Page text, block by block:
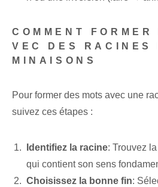
COMMENT FORMER
VEC DES RACINES
MINAISONS
Pour former des mots avec une
suivez ces étapes :
Identifiez la racine: Trouvez
qui contient son sens
Choisissez la bonne fin: